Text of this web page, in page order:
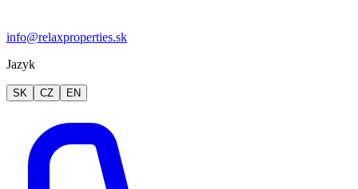
info@relaxproperties.sk
Jazyk
SK CZ EN